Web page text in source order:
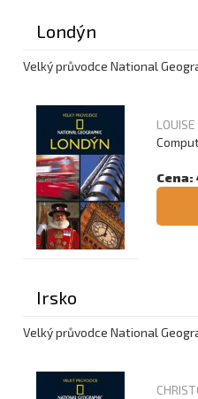
Londýn
Velký průvodce National
Irsko
Velký průvodce National